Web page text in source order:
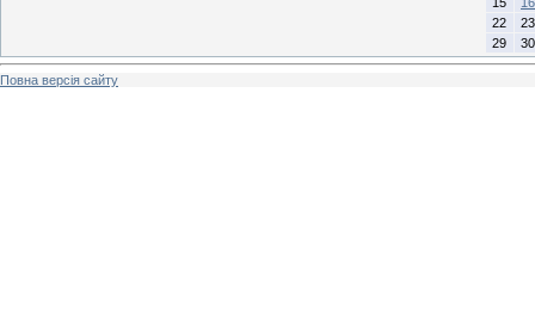
22
23
29
30
Повна версія сайту